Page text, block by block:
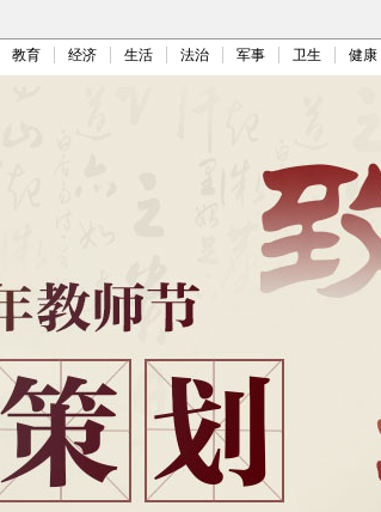
教育 经济 生活 法治 军事 卫生 健康